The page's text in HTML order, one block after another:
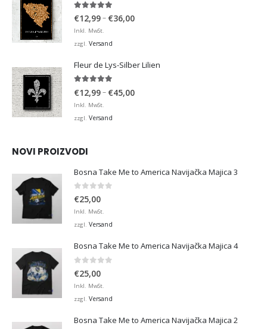
4.98von 5
€12,99– €36,00Preisspanne:
Inkl. MwSt.
zzgl. Versand
Fleur de Lys-Silber Lilien
€12,99– €45,00Preisspanne:
Inkl. MwSt.
zzgl. Versand
NOVI PROIZVODI
Bosna Take Me to America Navijačka Majica 3
0 von 5
€25,00
Inkl. MwSt.
zzgl. Versand
Bosna Take Me to America Navijačka Majica 4
€25,00
Inkl. MwSt.
zzgl. Versand
Bosna Take Me to America Navijačka Majica 2